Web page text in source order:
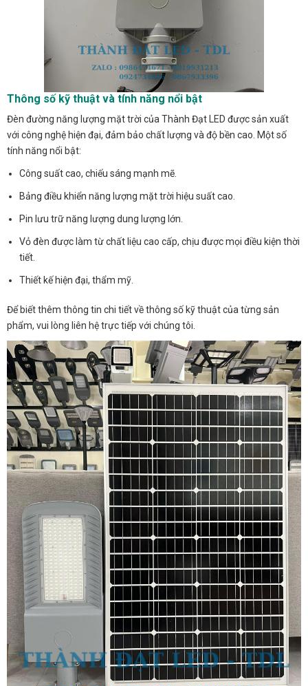
Thông số kỹ thuật và tính năng nổi bật
Đèn đường năng lượng mặt trời của Thành Đạt LED được sản xuất
với công nghệ hiện đại, đảm bảo chất lượng và độ bền cao. Một số
tính năng nổi bật:
Công suất cao, chiếu sáng mạnh mẽ.
Bảng điều khiển năng lượng mặt trời hiệu suất cao.
Pin lưu trữ năng lượng dung lượng lớn.
Vỏ đèn được làm từ chất liệu cao cấp, chịu được mọi điều kiện thời
tiết.
Thiết kế hiện đại, thẩm mỹ.
Để biết thêm thông tin chi tiết về thông số kỹ thuật của từng sản
phẩm, vui lòng liên hệ trực tiếp với chúng tôi.